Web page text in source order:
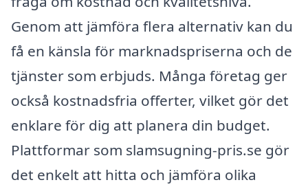
Genom att jämföra flera alternativ kan du
få en känsla för marknadspriserna och de
tjänster som erbjuds. Många företag ger
också kostnadsfria offerter, vilket gör det
enklare för dig att planera din budget.
Plattformar som slamsugning-pris.se gör
det enkelt att hitta och jämföra olika